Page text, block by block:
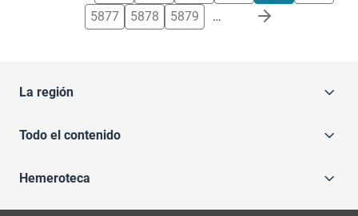
5877
5878 5879 …
La región
Todo el contenido
Hemeroteca